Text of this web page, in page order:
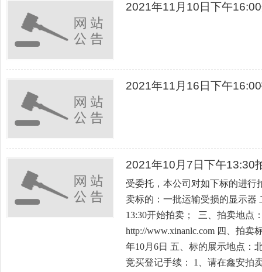
2021年11月10日下午
2021年11月16日下午
2021年10月7日下午13:30
受委托，本公司对如下标的进行
卖标的：一批运输受损的显示器
13:30开始拍卖； 三、拍卖地点
http://www.xinanlc.com 四、拍卖
年10月6日 五、标的展示地点：
竞买登记手续： 1、请在鑫安拍